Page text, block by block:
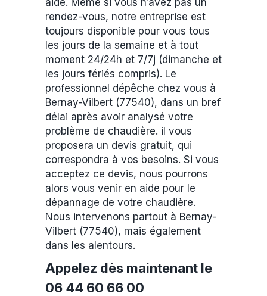
aide. Même si vous n’avez pas un
rendez-vous, notre entreprise est
toujours disponible pour vous tous
les jours de la semaine et à tout
moment 24/24h et 7/7j (dimanche et
les jours fériés compris). Le
professionnel dépêche chez vous à
Bernay-Vilbert (77540), dans un bref
délai après avoir analysé votre
problème de chaudière. il vous
proposera un devis gratuit, qui
correspondra à vos besoins. Si vous
acceptez ce devis, nous pourrons
alors vous venir en aide pour le
dépannage de votre chaudière.
Nous intervenons partout à Bernay-
Vilbert (77540), mais également
dans les alentours.
Appelez dès maintenant le
06 44 60 66 00